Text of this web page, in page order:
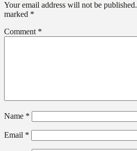
Your email address will not be published.
marked *
Comment *
Name *
Email *